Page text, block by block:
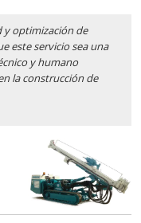
y optimización de
este servicio sea una
y humano
la construcción de